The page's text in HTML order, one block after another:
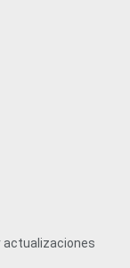
actualizaciones